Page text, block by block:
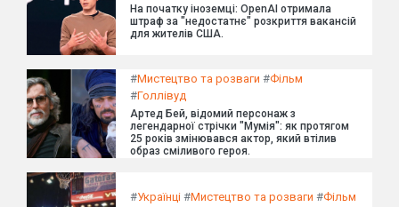
На початку іноземці: OpenAI отримала
штраф за "недостатнє" розкриття вакансій
для жителів США.
#Мистецтво та розваги #Фільм
#Голлівуд
Артед Бей, відомий персонаж з
легендарної стрічки "Мумія": як протягом
25 років змінювався актор, який втілив
образ сміливого героя.
#Українці #Мистецтво та розваги #Фільм